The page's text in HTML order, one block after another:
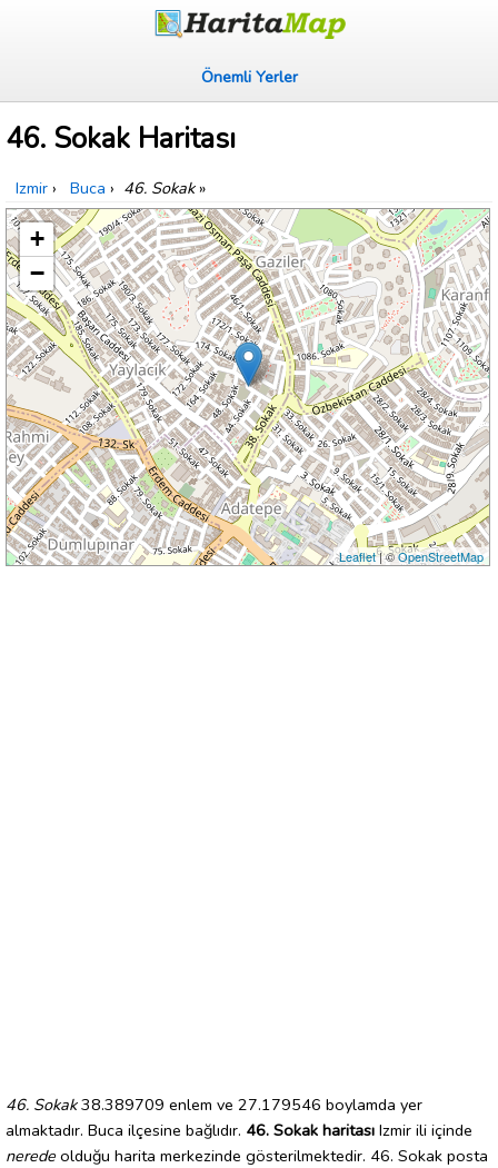
Önemli Yerler
46. Sokak Haritası
Izmir › Buca › 46. Sokak»
+
−
Leaflet| ©OpenStreetMap
46. Sokak38.389709 enlem ve 27.179546 boylamda yer
almaktadır. Buca ilçesine bağlıdır. 46. Sokak haritası Izmir ili içinde
nerede olduğu harita merkezinde gösterilmektedir. 46. Sokak posta